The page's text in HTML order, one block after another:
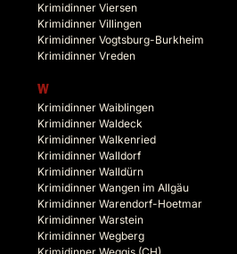
Krimidinner Viersen
Krimidinner Villingen
Krimidinner Vogtsburg-Burkheim
Krimidinner Vreden
W
Krimidinner Waiblingen
Krimidinner Waldeck
Krimidinner Walkenried
Krimidinner Walldorf
Krimidinner Walldürn
Krimidinner Wangen im Allgäu
Krimidinner Warendorf-Hoetmar
Krimidinner Warstein
Krimidinner Wegberg